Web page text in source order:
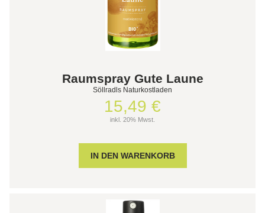
Raumspray Gute Laune
Söllradls Naturkostladen
15,49 €
inkl. 20% Mwst.